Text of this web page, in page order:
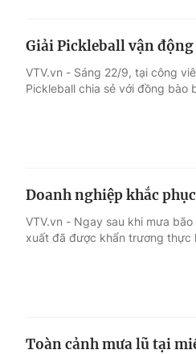
Giải Pickleball vận
VTV.vn - Sáng 22/9, tại công
Pickleball chia sẻ với đồng bào
Doanh nghiệp khắc
VTV.vn - Ngay sau khi mưa
xuất đã được khẩn trương thực
Toàn cảnh mưa lũ tại